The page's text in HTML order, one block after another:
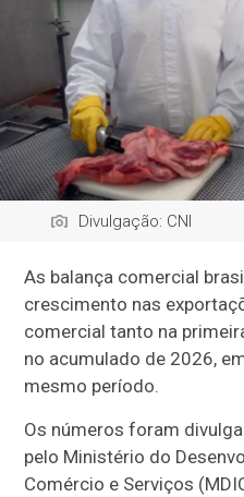
Divulgação: CNI
As balança comercial
crescimento nas
comercial tanto na
no acumulado de 2026,
mesmo período.
Os números foram
pelo Ministério do
Comércio e Serviços